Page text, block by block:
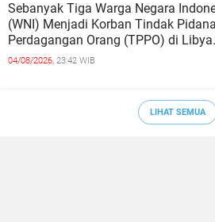
Sebanyak Tiga Warga Negara
(WNI) Menjadi Korban Tindak Pidana
Perdagangan Orang (TPPO) di Libya
Berhasil Dipulangkan Ke - Indonesia.
04/08/2026, 23:42 WIB
LIHAT SEMUA